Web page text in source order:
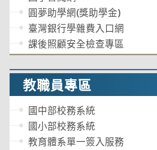
圓夢助學網(獎助學金)
臺灣銀行學雜費入口網
課後照顧安全檢查專區
教職員專區
國中部校務系統
國小部校務系統
教育體系單一簽入服務